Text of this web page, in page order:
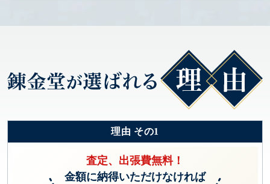
理由 その1
査定、出張費無料！
金額に納得いただけなければ